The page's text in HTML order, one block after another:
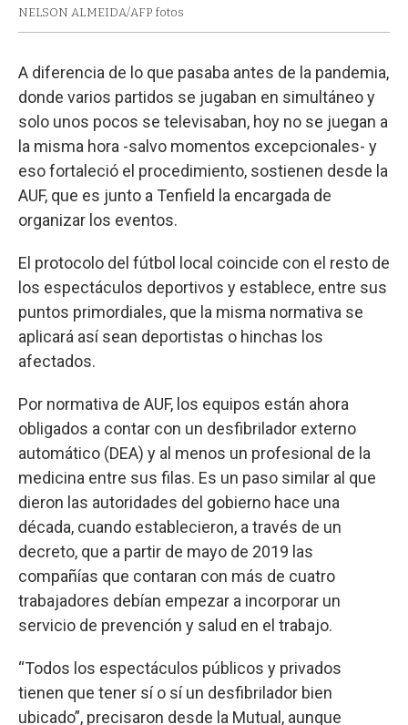
NELSON ALMEIDA/AFP fotos
A diferencia de lo que pasaba antes de la pandemia,
donde varios partidos se jugaban en simultáneo y
solo unos pocos se televisaban, hoy no se juegan a
la misma hora -salvo momentos excepcionales- y
eso fortaleció el procedimiento, sostienen desde la
AUF, que es junto a Tenfield la encargada de
organizar los eventos.
El protocolo del fútbol local coincide con el resto de
los espectáculos deportivos y establece, entre sus
puntos primordiales, que la misma normativa se
aplicará así sean deportistas o hinchas los
afectados.
Por normativa de AUF, los equipos están ahora
obligados a contar con un desfibrilador externo
automático (DEA) y al menos un profesional de la
medicina entre sus filas. Es un paso similar al que
dieron las autoridades del gobierno hace una
década, cuando establecieron, a través de un
decreto, que a partir de mayo de 2019 las
compañías que contaran con más de cuatro
trabajadores debían empezar a incorporar un
servicio de prevención y salud en el trabajo.
“Todos los espectáculos públicos y privados
tienen que tener sí o sí un desfibrilador bien
ubicado”, precisaron desde la Mutual, aunque